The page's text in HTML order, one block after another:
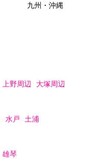
九州・沖縄
上野周辺 大塚周辺
水戸 土浦
雄琴